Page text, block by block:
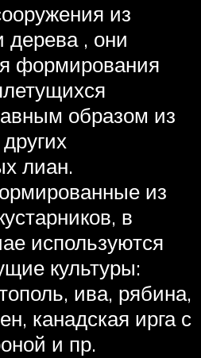
из
дерева , они
формирования
образом из
лиан.
из
в
используются
культуры:
ива, рябина,
канадская ирга с
и пр.